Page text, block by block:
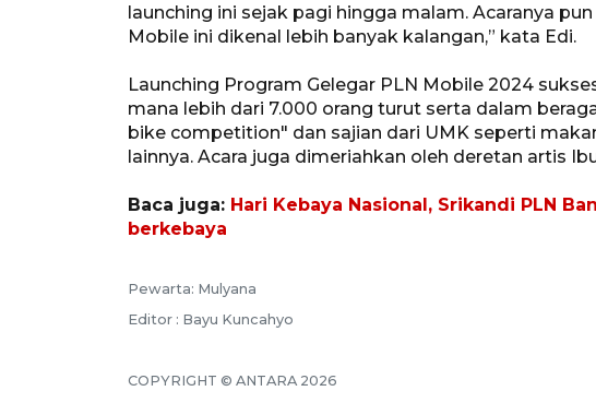
launching ini sejak pagi hingga malam. Acaranya
Mobile ini dikenal lebih banyak kalangan,” kata Edi.
Launching Program Gelegar PLN Mobile 2024
mana lebih dari 7.000 orang turut serta dalam
bike competition" dan sajian dari UMK seperti
lainnya. Acara juga dimeriahkan oleh deretan artis
Baca juga: Hari Kebaya Nasional, Srikandi PLN
berkebaya
Pewarta: Mulyana
Editor : Bayu Kuncahyo
COPYRIGHT © ANTARA 2026